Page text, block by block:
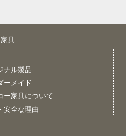
具
ナル製品
ーメイド
ー家具について
安全な理由